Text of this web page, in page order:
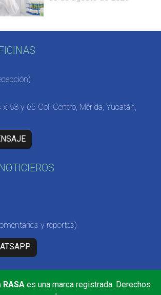
63 y 65 Col. Centro, Mérida, Yucatán,
y reportes)
RASA es una marca registrada. Derechos